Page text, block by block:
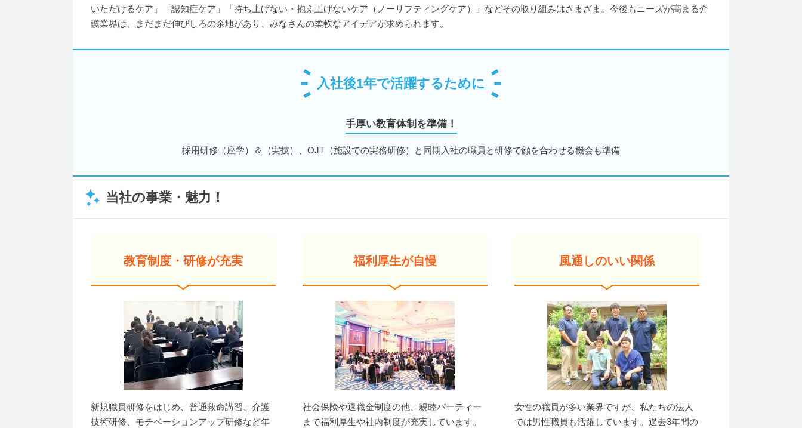
いただけるケア」「認知症ケア」「持ち上げない・抱え上げないケア（ノーリフティングケア）」などその取り組みはさまざま。今後もニーズが高まる介
護業界は、まだまだ伸びしろの余地があり、みなさんの柔軟なアイデアが求められます。
入社後1年で活躍するために
手厚い教育体制を準備！
採用研修（座学）＆（実技）、OJT（施設での実務研修）と同期入社の職員と研修で顔を合わせる機会も準備
当社の事業・魅力！
教育制度・研修が充実
新規職員研修をはじめ、普通救命講習、介護
技術研修、モチベーションアップ研修など年
福利厚生が自慢
社会保険や退職金制度の他、親睦パーティー
まで福利厚生や社内制度が充実しています。
風通しのいい関係
女性の職員が多い業界ですが、私たちの法人
では男性職員も活躍しています。過去3年間の